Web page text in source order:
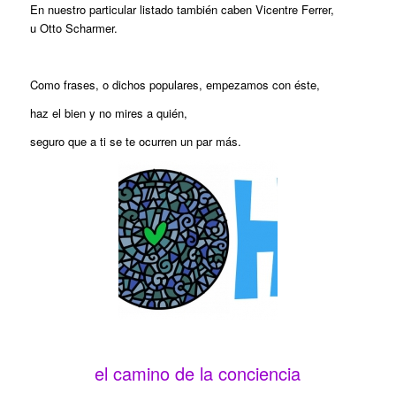
En nuestro particular listado también caben Vicentre Ferrer,
u Otto Scharmer.
Como frases, o dichos populares, empezamos con éste,
haz el bien y no mires a quién,
seguro que a ti se te ocurren un par más.
el camino de la conciencia